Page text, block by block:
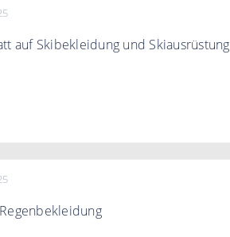
auf Skibekleidung und Skiausrüstung